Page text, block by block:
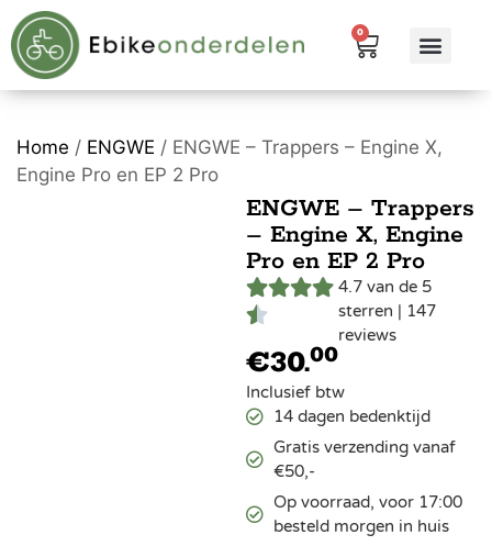
0
Home / ENGWE / ENGWE – Trappers – Engine X,
Engine Pro en EP 2 Pro
ENGWE – Trappers
– Engine X, Engine
Pro en EP 2 Pro
4.7 van de 5
sterren | 147
reviews
€30.00
Inclusief btw
14 dagen bedenktijd
Gratis verzending vanaf
€50,-
Op voorraad, voor 17:00
besteld morgen in huis